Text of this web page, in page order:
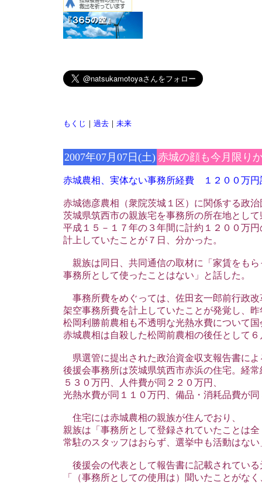
もくじ ｜ 過去｜ 未来
2007年07月07日(土) 赤城の顔も今月限り
赤城農相、実体ない事務所経費 １２００万円
赤城徳彦農相（衆院茨城１区）に関係する政
茨城県筑西市の親族宅を事務所の所在地とし
平成１５－１７年の３年間に計約１２００万
計上していたことが７日、分かった。
親族は同日、共同通信の取材に「家賃をもら
事務所として使ったことはない」と話した。
事務所費をめぐっては、佐田玄一郎前行政改
架空事務所費を計上していたことが発覚し、
松岡利勝前農相も不透明な光熱水費について
赤城農相は自殺した松岡前農相の後任として
県選管に提出された政治資金収支報告書によ
後援会事務所は茨城県筑西市赤浜の住宅。経
５３０万円、人件費が同２２０万円、
光熱水費が同１１０万円、備品・消耗品費が
住宅には赤城農相の親族が住んでおり、
親族は「事務所として登録されていたことは
常駐のスタッフはおらず、選挙中も活動はな
後援会の代表として報告書に記載されている
「（事務所としての使用は）聞いたことがな